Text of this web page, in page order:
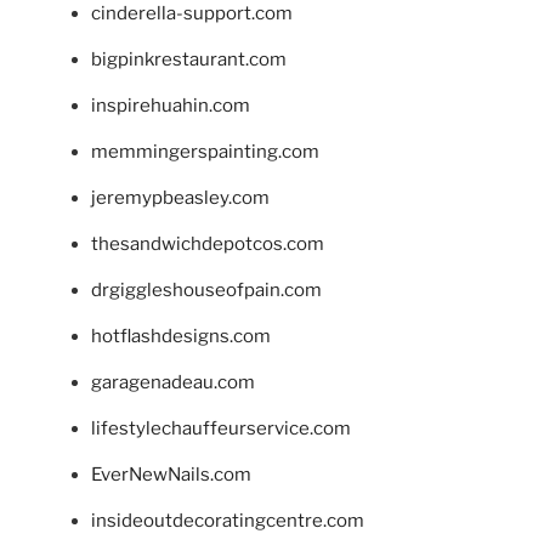
cinderella-support.com
bigpinkrestaurant.com
inspirehuahin.com
memmingerspainting.com
jeremypbeasley.com
thesandwichdepotcos.com
drgiggleshouseofpain.com
hotflashdesigns.com
garagenadeau.com
lifestylechauffeurservice.com
EverNewNails.com
insideoutdecoratingcentre.com